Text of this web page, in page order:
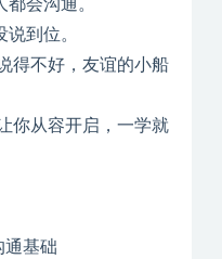
会沟通。
到位。
得不好，友谊的小船
你从容开启，一学就
通基础